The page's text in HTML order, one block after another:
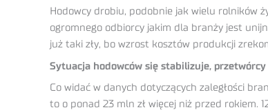
Hodowcy drobiu, podobnie jak wielu rolników
ogromnego odbiorcy jakim dla branży jest
już taki zły, bo wzrost kosztów produkcji
Sytuacja hodowców się stabilizuje, przetwórcy
Co widać w danych dotyczących zaległości
to o ponad 23 mln zł więcej niż przed rokiem.